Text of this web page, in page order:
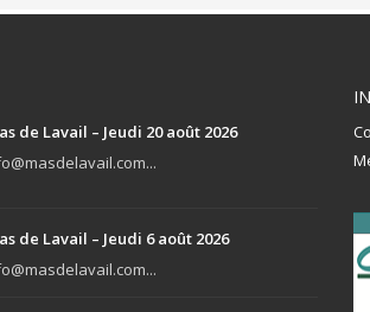
de Lavail – Jeudi 20 août 2026
de Lavail – Jeudi 6 août 2026